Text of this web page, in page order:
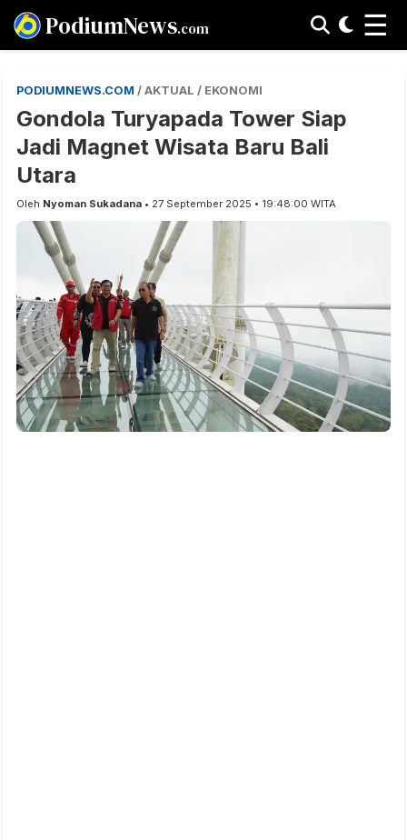
PodiumNews.com ☰
PODIUMNEWS.COM / AKTUAL / EKONOMI
Gondola Turyapada Tower Siap
Jadi Magnet Wisata Baru Bali
Utara
Oleh Nyoman Sukadana • 27 September 2025 • 19:48:00 WITA